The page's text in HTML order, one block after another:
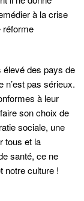
à la crise
réforme
élevé des pays de
n’est pas sérieux.
à leur
son choix de
sociale, une
tous et la
santé, ce ne
notre culture !